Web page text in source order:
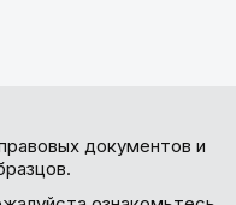
документов и